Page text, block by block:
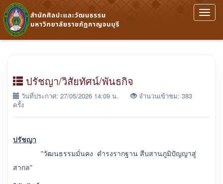
ปรัชญา/วิสัยทัศน์/พันธกิจ
วันที่ประกาศ: 27/05/2026 14:09 น.
จำนวนเข้าชม: 383
ครั้ง
ปรัชญา
"วัฒนธรรมมั่นคง ดำรงรากฐาน สืบสานภูมิปัญญาสู่
สากล"